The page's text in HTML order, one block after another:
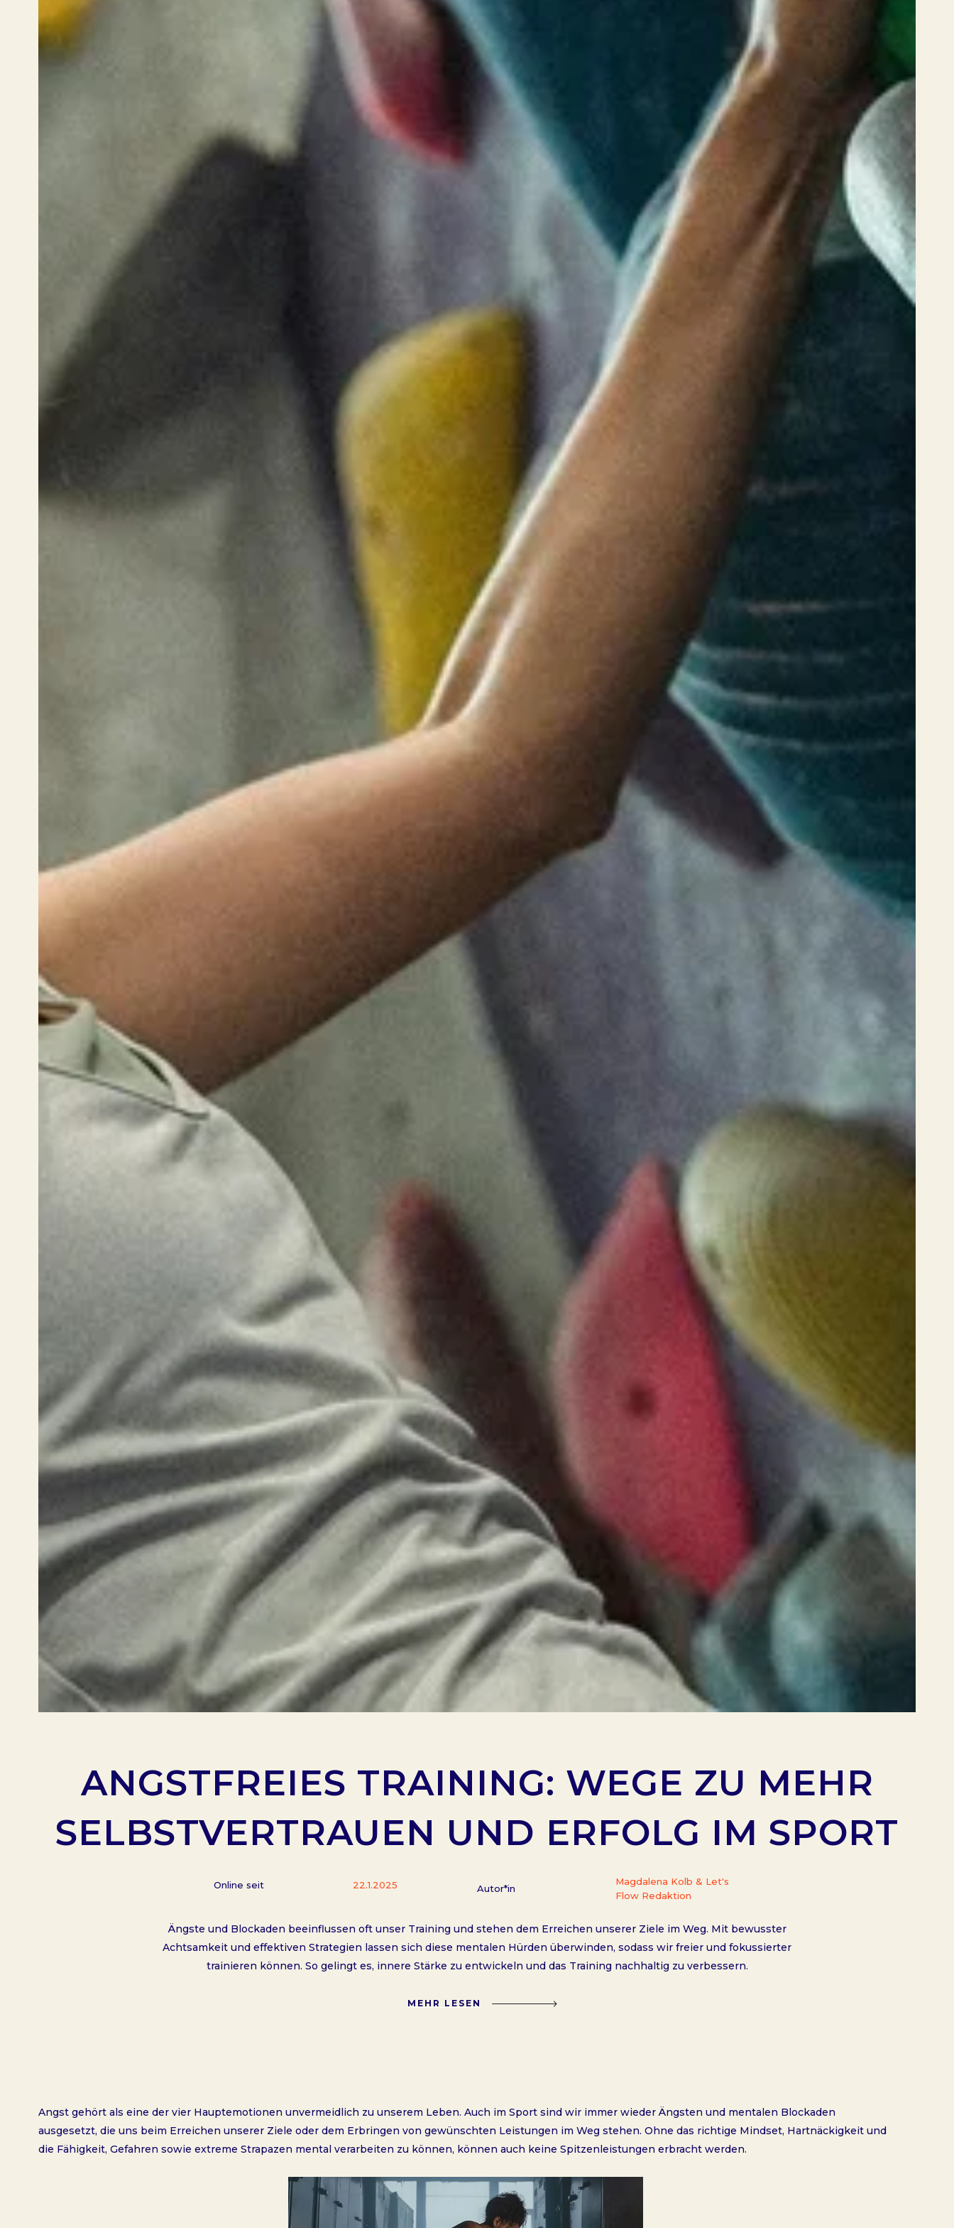
ANGSTFREIES TRAINING: WEGE ZU MEHR
SELBSTVERTRAUEN UND ERFOLG IM SPORT
Online seit 22.1.2025 Autor*in
Magdalena Kolb & Let's
Flow Redaktion
Ängste und Blockaden beeinflussen oft unser Training und stehen dem Erreichen unserer Ziele im Weg. Mit bewusster
Achtsamkeit und effektiven Strategien lassen sich diese mentalen Hürden überwinden, sodass wir freier und fokussierter
trainieren können. So gelingt es, innere Stärke zu entwickeln und das Training nachhaltig zu verbessern.
MEHR LESEN
Angst gehört als eine der vier Hauptemotionen unvermeidlich zu unserem Leben. Auch im Sport sind wir immer wieder Ängsten und mentalen Blockaden
ausgesetzt, die uns beim Erreichen unserer Ziele oder dem Erbringen von gewünschten Leistungen im Weg stehen. Ohne das richtige Mindset, Hartnäckigkeit und
die Fähigkeit, Gefahren sowie extreme Strapazen mental verarbeiten zu können, können auch keine Spitzenleistungen erbracht werden.